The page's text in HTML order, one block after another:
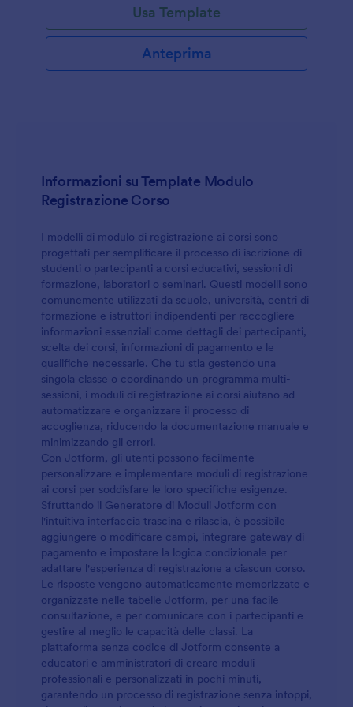
Usa Template
Anteprima
Informazioni su Template Modulo
Registrazione Corso
I modelli di modulo di registrazione ai corsi sono
progettati per semplificare il processo di iscrizione di
studenti o partecipanti a corsi educativi, sessioni di
formazione, laboratori o seminari. Questi modelli sono
comunemente utilizzati da scuole, università, centri di
formazione e istruttori indipendenti per raccogliere
informazioni essenziali come dettagli dei partecipanti,
scelta dei corsi, informazioni di pagamento e le
qualifiche necessarie. Che tu stia gestendo una
singola classe o coordinando un programma multi-
sessioni, i moduli di registrazione ai corsi aiutano ad
automatizzare e organizzare il processo di
accoglienza, riducendo la documentazione manuale e
minimizzando gli errori.
Con Jotform, gli utenti possono facilmente
personalizzare e implementare moduli di registrazione
ai corsi per soddisfare le loro specifiche esigenze.
Sfruttando il Generatore di Moduli Jotform con
l'intuitiva interfaccia trascina e rilascia, è possibile
aggiungere o modificare campi, integrare gateway di
pagamento e impostare la logica condizionale per
adattare l'esperienza di registrazione a ciascun corso.
Le risposte vengono automaticamente memorizzate e
organizzate nelle tabelle Jotform, per una facile
consultazione, e per comunicare con i partecipanti e
gestire al meglio le capacità delle classi. La
piattaforma senza codice di Jotform consente a
educatori e amministratori di creare moduli
professionali e personalizzati in pochi minuti,
garantendo un processo di registrazione senza intoppi,